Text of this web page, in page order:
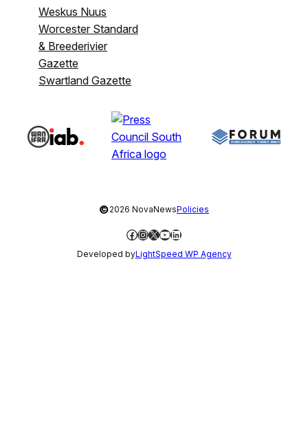
Weskus Nuus
Worcester Standard
& Breederivier
Gazette
Swartland Gazette
©2026 NovaNewsPolicies
Facebook
Instagram
X YouTube
LinkedIn
Developed byLightSpeed WP Agency